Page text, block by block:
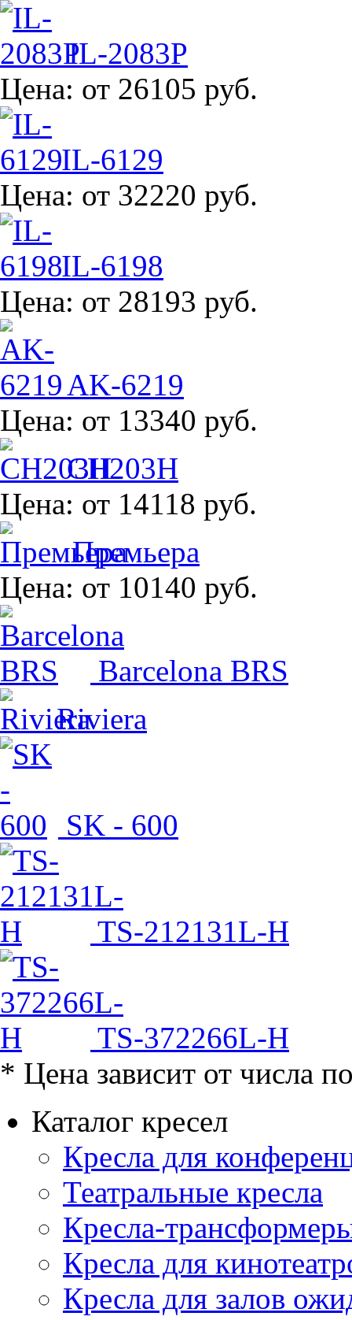
IL-2083P
Цена: от 26105 руб.
IL-6129
Цена: от 32220 руб.
IL-6198
Цена: от 28193 руб.
AK-6219
Цена: от 13340 руб.
CH203H
Цена: от 14118 руб.
Премьера
Цена: от 10140 руб.
Barcelona BRS
Riviera
SK - 600
TS-212131L-H
TS-372266L-H
* Цена зависит от числа
Каталог кресел
Кресла для
Театральные кресла
Кресла-
Кресла для
Кресла для залов